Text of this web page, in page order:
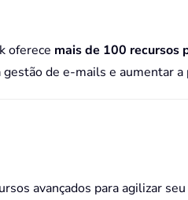
oferece mais de 100 recursos
de e-mails e aumentar
avançados para agilizar